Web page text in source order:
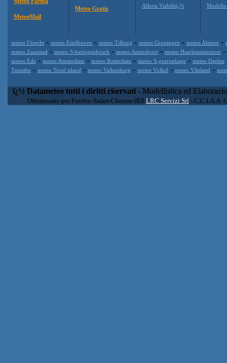
MeteoMail
Meteo Gratis Allerta Viabilitï¿½
meteo Utrecht - meteo Eindhoven - meteo Tilburg - meteo Groningen - meteo Almere -
meteo Zaanstad - meteo S-hertogenbosch - meteo Amersfoort - meteo Haarlemmermeer -
meteo Ede - meteo Amsterdam - meteo Rotterdam - meteo S-gravenhage - meteo Deelen
Twenthe - meteo Texel island - meteo Valkenburg - meteo Volkel - meteo Vlieland -
ï¿½ Datameteo tutti i diritti riservati - Modellistica ed
Ottimizzato per Firefox-Safari-Chrome-IE8 LRC Servizi Srl - C.C.I.A.A.